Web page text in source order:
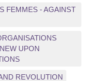
FEMMES - AGAINST
UPON
REVOLUTION